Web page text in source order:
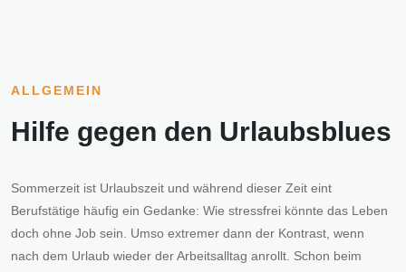
ALLGEMEIN
Hilfe gegen den Urlaubsblues
Sommerzeit ist Urlaubszeit und während dieser Zeit eint
Berufstätige häufig ein Gedanke: Wie stressfrei könnte das Leben
doch ohne Job sein. Umso extremer dann der Kontrast, wenn
nach dem Urlaub wieder der Arbeitsalltag anrollt. Schon beim